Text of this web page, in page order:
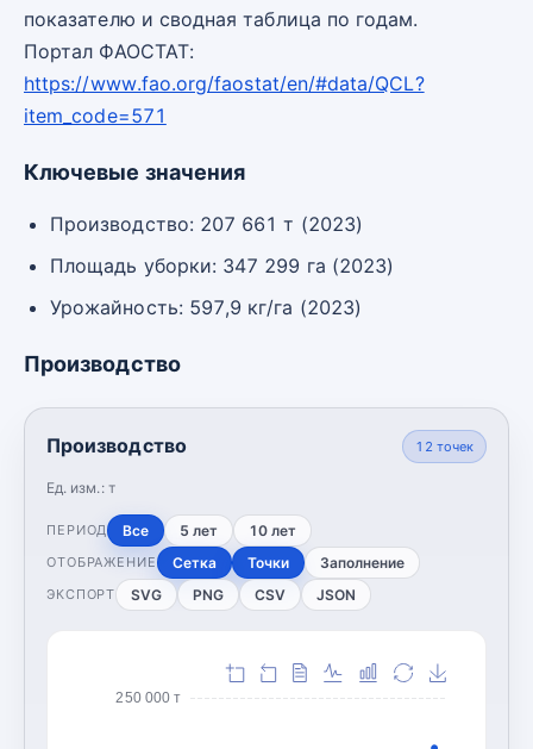
показателю и сводная таблица по годам.
Портал ФАОСТАТ:
https://www.fao.org/faostat/en/#data/QCL?
item_code=571
Ключевые значения
Производство: 207 661 т (2023)
Площадь уборки: 347 299 га (2023)
Урожайность: 597,9 кг/га (2023)
Производство
Производство
Ед. изм.: т
12 точек
ПЕРИОД Все 5 лет 10 лет
ОТОБРАЖЕНИЕ Сетка Точки Заполнение
ЭКСПОРТ SVG PNG CSV JSON
250 000 т